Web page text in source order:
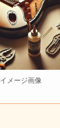
イメージ画像